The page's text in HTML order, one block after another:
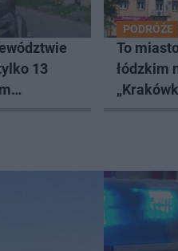
13
PODRÓŻE
To
łódzkim